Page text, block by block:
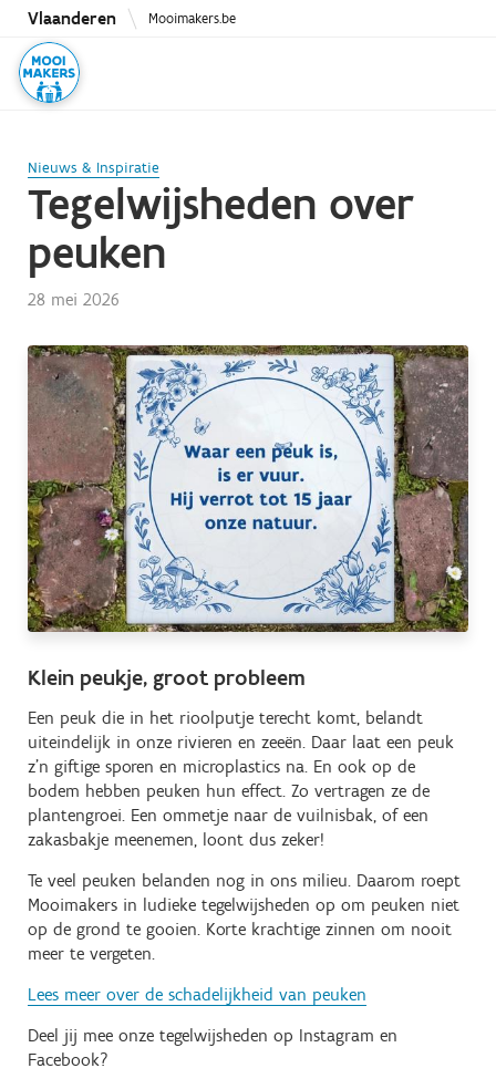
Overslaan
naar
inhoud
Vlaanderen Mooimakers.be
Nieuws & Inspiratie
Tegelwijsheden over
peuken
28 mei 2026
Klein peukje, groot probleem
Een peuk die in het rioolputje terecht komt, belandt
uiteindelijk in onze rivieren en zeeën. Daar laat een peuk
z’n giftige sporen en microplastics na. En ook op de
bodem hebben peuken hun effect. Zo vertragen ze de
plantengroei. Een ommetje naar de vuilnisbak, of een
zakasbakje meenemen, loont dus zeker!
Te veel peuken belanden nog in ons milieu. Daarom roept
Mooimakers in ludieke tegelwijsheden op om peuken niet
op de grond te gooien. Korte krachtige zinnen om nooit
meer te vergeten.
Lees meer over de schadelijkheid van peuken
Deel jij mee onze tegelwijsheden op Instagram en
Facebook?